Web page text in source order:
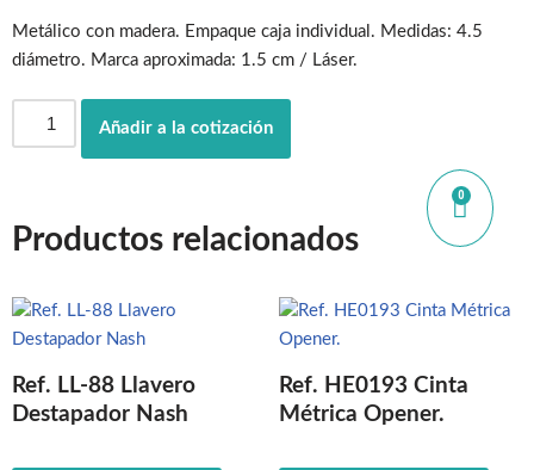
0
Metálico con madera. Empaque caja individual. Medidas: 4.5
diámetro. Marca aproximada: 1.5 cm / Láser.
Añadir a la cotización
Productos relacionados
Ref. LL-88 Llavero
Destapador Nash
Ref. HE0193 Cinta
Métrica Opener.